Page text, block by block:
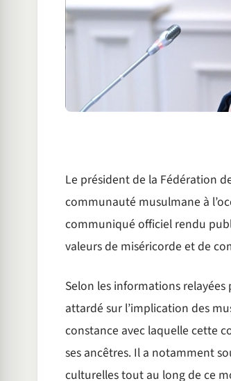
Le président de la Fédération
communauté musulmane à
communiqué officiel rendu
valeurs de miséricorde et de
Selon les informations relayées
attardé sur l’implication des
constance avec laquelle cette
ses ancêtres. Il a notamment
culturelles tout au long de ce